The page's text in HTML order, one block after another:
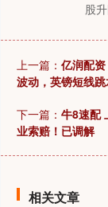
股
上一篇： 亿润配
波动，英镑短线
下一篇： 牛8速配
业索赔！已调解
相关文章